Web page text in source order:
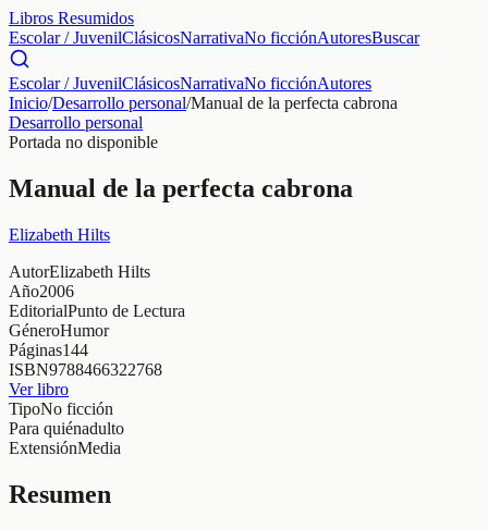
Libros Resumidos
Escolar / JuvenilClásicosNarrativaNo ficciónAutoresBuscar
Escolar / JuvenilClásicosNarrativaNo ficciónAutores
Inicio/Desarrollo personal/Manual de la perfecta cabrona
Desarrollo personal
Portada no disponible
Manual de la perfecta cabrona
Elizabeth Hilts
AutorElizabeth Hilts
Año2006
EditorialPunto de Lectura
GéneroHumor
Páginas144
ISBN9788466322768
Ver libro
TipoNo ficción
Para quiénadulto
ExtensiónMedia
Resumen